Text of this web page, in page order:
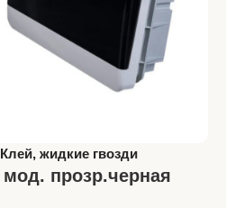
Клей, жидкие гвозди
прозр.черная